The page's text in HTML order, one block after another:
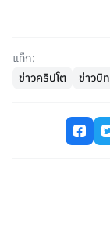
แท็ก:
ข่าวคริปโต
ข่าวบิ